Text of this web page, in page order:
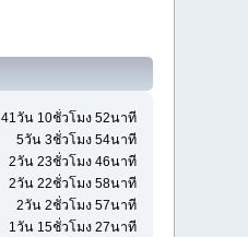
41วัน 10ชั่วโมง 52นาที
5วัน 3ชั่วโมง 54นาที
2วัน 23ชั่วโมง 46นาที
2วัน 22ชั่วโมง 58นาที
2วัน 2ชั่วโมง 57นาที
1วัน 15ชั่วโมง 27นาที